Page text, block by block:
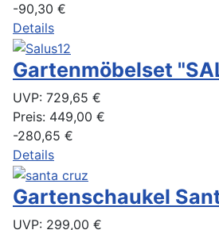
-90,30 €
Details
Gartenmöbelset
UVP: 729,65 €
Preis: 449,00 €
-280,65 €
Details
Gartenschaukel
UVP: 299,00 €